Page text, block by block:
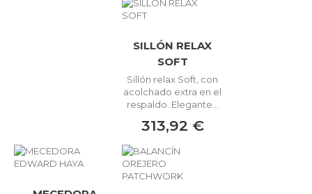
SILLÓN RELAX
SOFT
Sillón relax Soft, con
acolchado extra en el
respaldo. Elegante...
313,92 €